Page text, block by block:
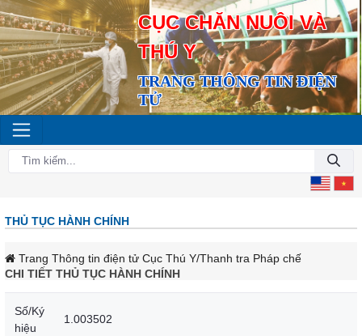
CỤC CHĂN NUÔI VÀ
THÚ Y
TRANG THÔNG TIN ĐIỆN
TỬ
THỦ TỤC HÀNH CHÍNH
Trang Thông tin điện tử Cục Thú Y/Thanh tra Pháp chế
CHI TIẾT THỦ TỤC HÀNH CHÍNH
Số/Ký
hiệu
1.003502